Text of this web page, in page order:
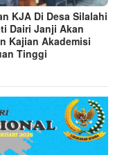
KJA Di Desa Silalahi
Dairi Janji Akan
Kajian Akademisi
Tinggi